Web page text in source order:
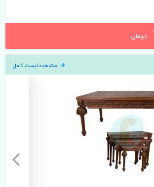
تومان
مشاهده لیست کامل